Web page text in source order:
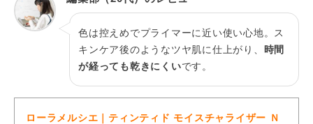
色は控えめでプライマーに近い使い心地。ス
キンケア後のようなツヤ肌に仕上がり、 時間
が経っても乾きにくいです。
ローラメルシエ｜ティンティド モイスチャライザー Ｎ